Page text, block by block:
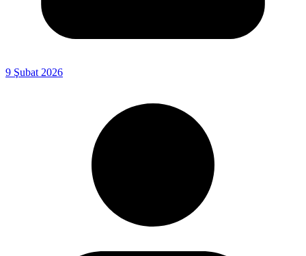
9 Şubat 2026